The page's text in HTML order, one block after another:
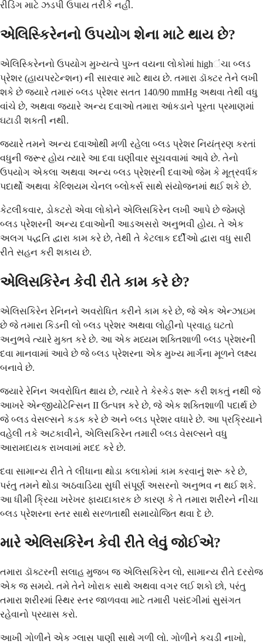
રીડિંગ માટે ઝડપી ઉપાય તરીકે નહીં.
એલિસ્કિરેનનો ઉપયોગ શેના માટે થાય છે?
એલિસ્કિરેનનો ઉપયોગ મુખ્યત્વે પુખ્ત વયના લોકોમાં highંચા બ્લડ
પ્રેશર (હાયપરટેન્શન) ની સારવાર માટે થાય છે. તમારા ડૉક્ટર તેને લખી
શકે છે જ્યારે તમારું બ્લડ પ્રેશર સતત 140/90 mmHg અથવા તેથી વધુ
વાંચે છે, અથવા જ્યારે અન્ય દવાઓ તમારા આંકડાને પૂરતા પ્રમાણમાં
ઘટાડી શકતી નથી.
જ્યારે તમને અન્ય દવાઓથી મળી રહેલા બ્લડ પ્રેશર નિયંત્રણ કરતાં
વધુની જરૂર હોય ત્યારે આ દવા ઘણીવાર સૂચવવામાં આવે છે. તેનો
ઉપયોગ એકલા અથવા અન્ય બ્લડ પ્રેશરની દવાઓ જેમ કે મૂત્રવર્ધક
પદાર્થો અથવા કેલ્શિયમ ચેનલ બ્લોકર્સ સાથે સંયોજનમાં થઈ શકે છે.
કેટલીકવાર, ડોકટરો એવા લોકોને એલિસકિરેન લખી આપે છે જેમણે
બ્લડ પ્રેશરની અન્ય દવાઓની આડઅસરો અનુભવી હોય. તે એક
અલગ પદ્ધતિ દ્વારા કામ કરે છે, તેથી તે કેટલાક દર્દીઓ દ્વારા વધુ સારી
રીતે સહન કરી શકાય છે.
એલિસકિરેન કેવી રીતે કામ કરે છે?
એલિસકિરેન રેનિનને અવરોધિત કરીને કામ કરે છે, જે એક એન્ઝાઇમ
છે જે તમારા કિડની લો બ્લડ પ્રેશર અથવા લોહીનો પ્રવાહ ઘટતો
અનુભવે ત્યારે મુક્ત કરે છે. આ એક મધ્યમ શક્તિશાળી બ્લડ પ્રેશરની
દવા માનવામાં આવે છે જે બ્લડ પ્રેશરના એક મુખ્ય માર્ગના મૂળને લક્ષ્ય
બનાવે છે.
જ્યારે રેનિન અવરોધિત થાય છે, ત્યારે તે કેસ્કેડ શરૂ કરી શકતું નથી જે
આખરે એન્જીયોટેન્સિન II ઉત્પન્ન કરે છે, જે એક શક્તિશાળી પદાર્થ છે
જે બ્લડ વેસલ્સને કડક કરે છે અને બ્લડ પ્રેશર વધારે છે. આ પ્રક્રિયાને
વહેલી તકે અટકાવીને, એલિસકિરેન તમારી બ્લડ વેસલ્સને વધુ
આરામદાયક રાખવામાં મદદ કરે છે.
દવા સામાન્ય રીતે તે લીધાના થોડા કલાકોમાં કામ કરવાનું શરૂ કરે છે,
પરંતુ તમને થોડા અઠવાડિયા સુધી સંપૂર્ણ અસરનો અનુભવ ન થઈ શકે.
આ ધીમી ક્રિયા ખરેખર ફાયદાકારક છે કારણ કે તે તમારા શરીરને નીચા
બ્લડ પ્રેશરના સ્તર સાથે સરળતાથી સમાયોજિત થવા દે છે.
મારે એલિસકિરેન કેવી રીતે લેવું જોઈએ?
તમારા ડૉક્ટરની સલાહ મુજબ જ એલિસકિરેન લો, સામાન્ય રીતે દરરોજ
એક જ સમયે. તમે તેને ખોરાક સાથે અથવા વગર લઈ શકો છો, પરંતુ
તમારા શરીરમાં સ્થિર સ્તર જાળવવા માટે તમારી પસંદગીમાં સુસંગત
રહેવાનો પ્રયાસ કરો.
આખી ગોળીને એક ગ્લાસ પાણી સાથે ગળી લો. ગોળીને કચડી નાખો,